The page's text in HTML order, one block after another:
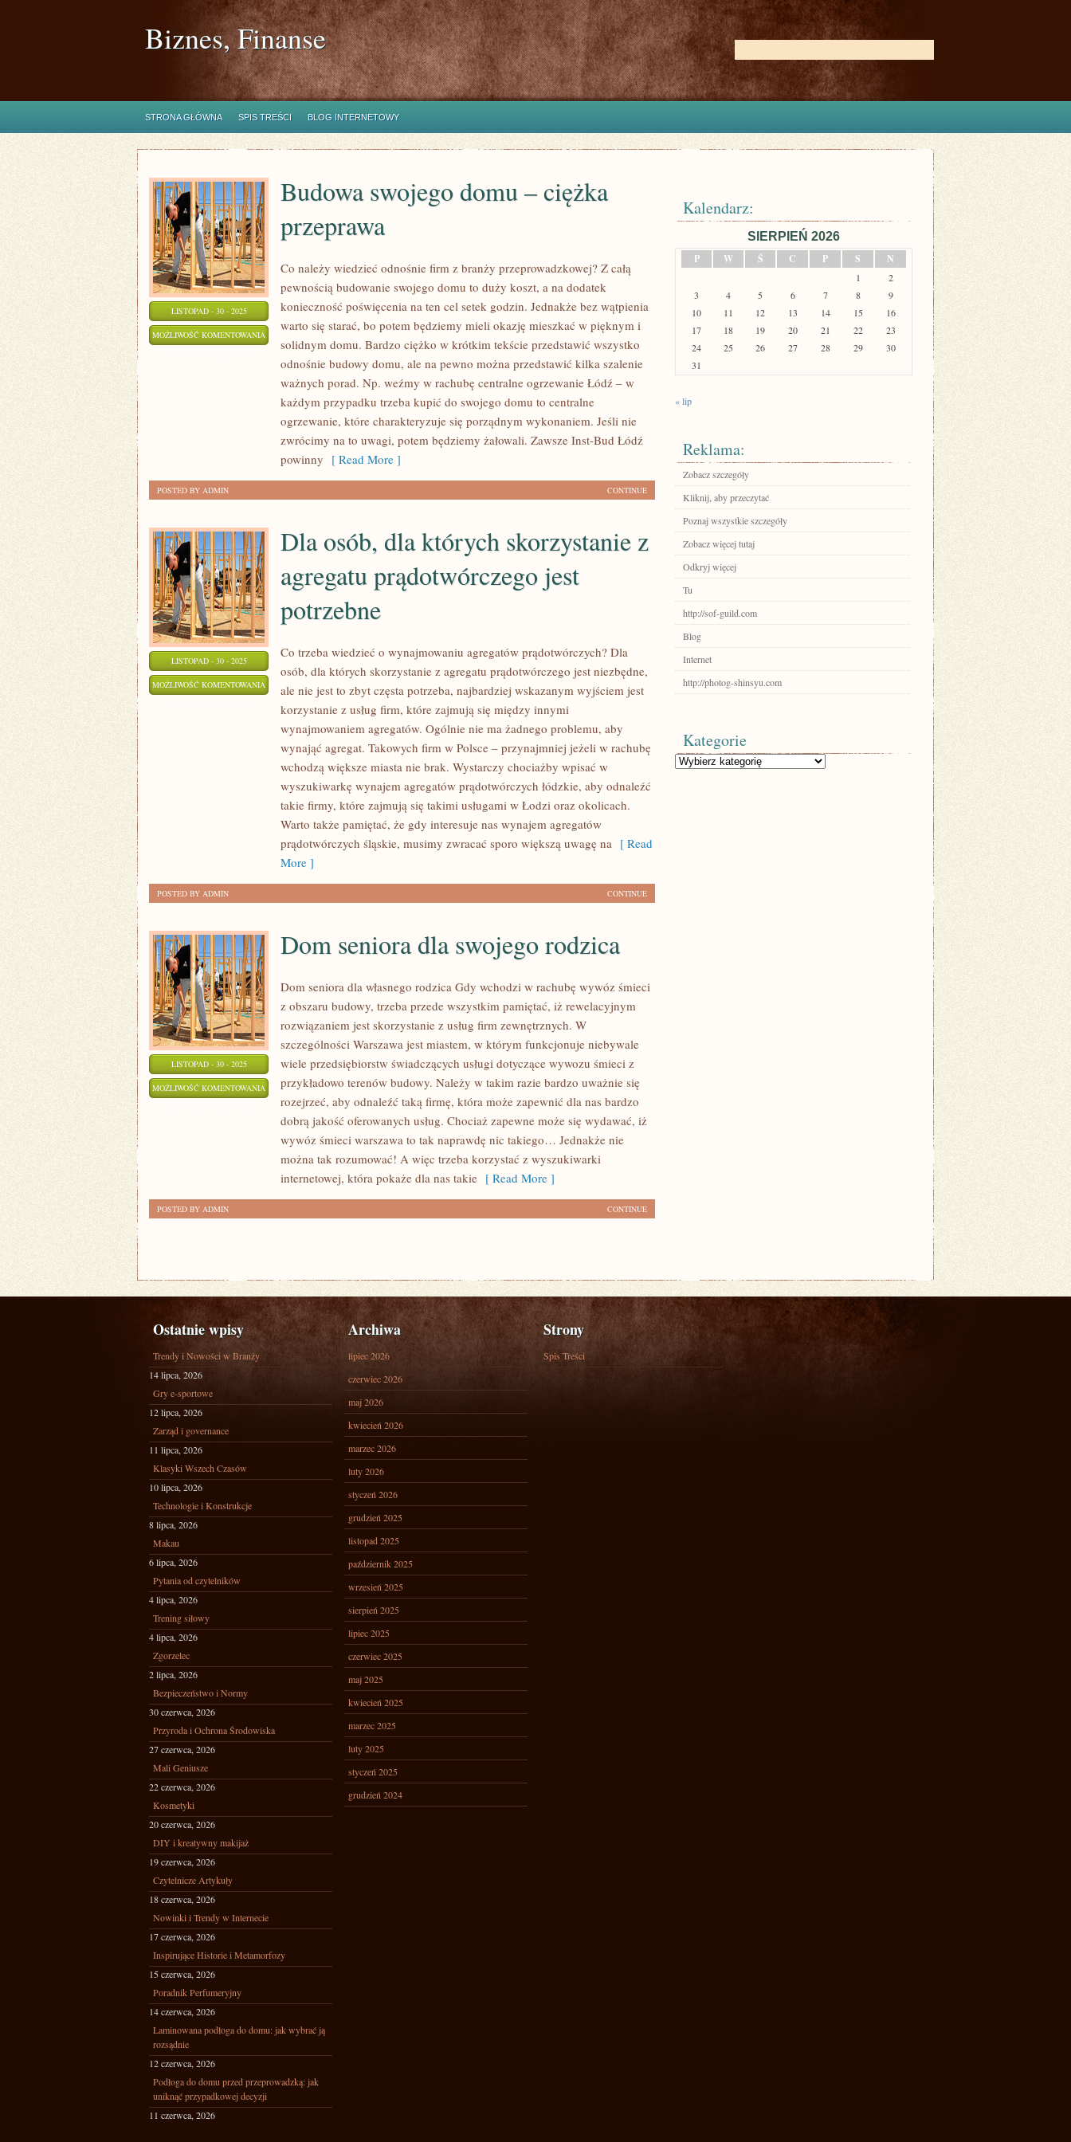
Biznes, Finanse
STRONA GŁÓWNA SPIS TREŚCI BLOG INTERNETOWY
LISTOPAD - 30 - 2025
MOŻLIWOŚĆ KOMENTOWANIA
Budowa swojego domu – ciężka
przeprawa
Co należy wiedzieć odnośnie firm z branży przeprowadzkowej? Z całą
pewnością budowanie swojego domu to duży koszt, a na dodatek
konieczność poświęcenia na ten cel setek godzin. Jednakże bez wątpienia
warto się starać, bo potem będziemy mieli okazję mieszkać w pięknym i
solidnym domu. Bardzo ciężko w krótkim tekście przedstawić wszystko
odnośnie budowy domu, ale na pewno można przedstawić kilka szalenie
ważnych porad. Np. weźmy w rachubę centralne ogrzewanie Łódź – w
każdym przypadku trzeba kupić do swojego domu to centralne
ogrzewanie, które charakteryzuje się porządnym wykonaniem. Jeśli nie
zwrócimy na to uwagi, potem będziemy żałowali. Zawsze Inst-Bud Łódź
powinny [ Read More ]
CONTINUE
POSTED BY ADMIN
LISTOPAD - 30 - 2025
MOŻLIWOŚĆ KOMENTOWANIA
OSÓB,
SKORZYSTANIE
AGREGATU
PRĄDOTWÓRCZEGO
JEST
POTRZEBNE
Dla osób, dla których skorzystanie z
agregatu prądotwórczego jest
potrzebne
Co trzeba wiedzieć o wynajmowaniu agregatów prądotwórczych? Dla
osób, dla których skorzystanie z agregatu prądotwórczego jest niezbędne,
ale nie jest to zbyt częsta potrzeba, najbardziej wskazanym wyjściem jest
korzystanie z usług firm, które zajmują się między innymi
wynajmowaniem agregatów. Ogólnie nie ma żadnego problemu, aby
wynająć agregat. Takowych firm w Polsce – przynajmniej jeżeli w rachubę
wchodzą większe miasta nie brak. Wystarczy chociażby wpisać w
wyszukiwarkę wynajem agregatów prądotwórczych łódzkie, aby odnaleźć
takie firmy, które zajmują się takimi usługami w Łodzi oraz okolicach.
Warto także pamiętać, że gdy interesuje nas wynajem agregatów
prądotwórczych śląskie, musimy zwracać sporo większą uwagę na [ Read
More ]
CONTINUE
POSTED BY ADMIN
LISTOPAD - 30 - 2025
MOŻLIWOŚĆ KOMENTOWANIA DOM
SENIORA
SWOJEGO
RODZICA
Dom seniora dla swojego rodzica
Dom seniora dla własnego rodzica Gdy wchodzi w rachubę wywóz śmieci
z obszaru budowy, trzeba przede wszystkim pamiętać, iż rewelacyjnym
rozwiązaniem jest skorzystanie z usług firm zewnętrznych. W
szczególności Warszawa jest miastem, w którym funkcjonuje niebywale
wiele przedsiębiorstw świadczących usługi dotyczące wywozu śmieci z
przykładowo terenów budowy. Należy w takim razie bardzo uważnie się
rozejrzeć, aby odnaleźć taką firmę, która może zapewnić dla nas bardzo
dobrą jakość oferowanych usług. Chociaż zapewne może się wydawać, iż
wywóz śmieci warszawa to tak naprawdę nic takiego… Jednakże nie
można tak rozumować! A więc trzeba korzystać z wyszukiwarki
internetowej, która pokaże dla nas takie [ Read More ]
CONTINUE
POSTED BY ADMIN
Kalendarz:
SIERPIEŃ 2026
P
W Ś C P S N
1
2
3
4 5 6 7 8
9
10
11 12 13 14 15
16
17
18 19 20 21 22
23
24
25 26 27 28 29
30
31
« lip
Reklama:
Zobacz szczegóły
Kliknij, aby przeczytać
Poznaj wszystkie szczegóły
Zobacz więcej tutaj
Odkryj więcej
Tu
http://sof-guild.com
Blog
Internet
http://photog-shinsyu.com
Kategorie
Kategorie
Ostatnie wpisy
Trendy i Nowości w Branży
14 lipca, 2026
Gry e-sportowe
12 lipca, 2026
Zarząd i governance
11 lipca, 2026
Klasyki Wszech Czasów
10 lipca, 2026
Technologie i Konstrukcje
8 lipca, 2026
Makau
6 lipca, 2026
Pytania od czytelników
4 lipca, 2026
Trening siłowy
4 lipca, 2026
Zgorzelec
2 lipca, 2026
Bezpieczeństwo i Normy
30 czerwca, 2026
Przyroda i Ochrona Środowiska
27 czerwca, 2026
Mali Geniusze
22 czerwca, 2026
Kosmetyki
20 czerwca, 2026
DIY i kreatywny makijaż
19 czerwca, 2026
Czytelnicze Artykuły
18 czerwca, 2026
Nowinki i Trendy w Internecie
17 czerwca, 2026
Inspirujące Historie i Metamorfozy
15 czerwca, 2026
Poradnik Perfumeryjny
14 czerwca, 2026
Laminowana podłoga do domu: jak wybrać ją
rozsądnie
12 czerwca, 2026
Podłoga do domu przed przeprowadzką: jak
uniknąć przypadkowej decyzji
11 czerwca, 2026
Archiwa
lipiec 2026
czerwiec 2026
maj 2026
kwiecień 2026
marzec 2026
luty 2026
styczeń 2026
grudzień 2025
listopad 2025
październik 2025
wrzesień 2025
sierpień 2025
lipiec 2025
czerwiec 2025
maj 2025
kwiecień 2025
marzec 2025
luty 2025
styczeń 2025
grudzień 2024
Strony
Spis Treści